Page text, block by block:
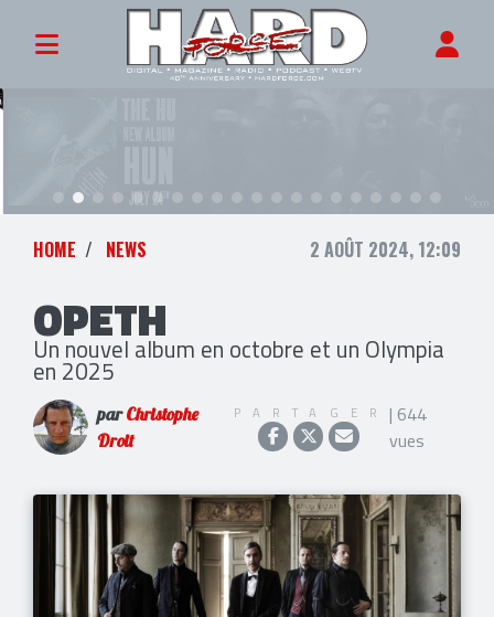
HOME NEWS 2 AOÛT 2024, 12:09
OPETH
Un nouvel album en octobre et un Olympia
en 2025
parChristophe
Droit
PARTAGER | 644
vues